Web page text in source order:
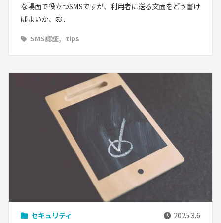
な場面で役立つSMSですが、利用者に送る文面をどう書け
ばよいか、お...
SMS認証
tips
セキュリティ 2025.3.6